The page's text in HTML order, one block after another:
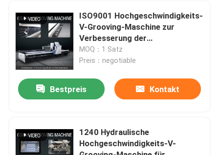
Qualitätskontrolle
Fordern Sie ein Zitat
Hochgeschwindigkeitsv, das Maschine fugt
Automatisches V, das Maschine fugt
ISO9001 Hochgeschwindigkeits-
V-Grooving-Maschine zur
Verbesserung der
Produktionseffizienz
MOQ：1 Satz
Preis：negotiable
Bestpreis Kontakt
1240 Hydraulische
Hochgeschwindigkeits-V-